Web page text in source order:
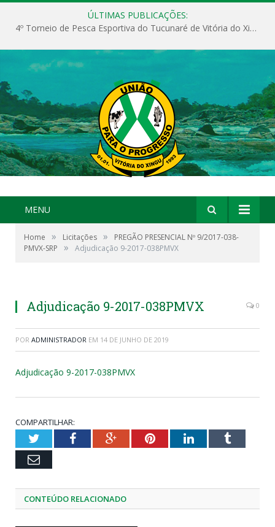
ÚLTIMAS PUBLICAÇÕES:
4º Torneio de Pesca Esportiva do Tucunaré de Vitória do Xingu
MENU
Home » Licitações »
PREGÃO PRESENCIAL Nº 9/2017-038-
PMVX-SRP
» Adjudicação 9-2017-038PMVX
Adjudicação 9-2017-038PMVX 0
POR ADMINISTRADOR EM 14 DE JUNHO DE 2019
Adjudicação 9-2017-038PMVX
COMPARTILHAR:
TwitterFacebookGoogle+PinterestLinkedInTumblr
Email
CONTEÚDO RELACIONADO